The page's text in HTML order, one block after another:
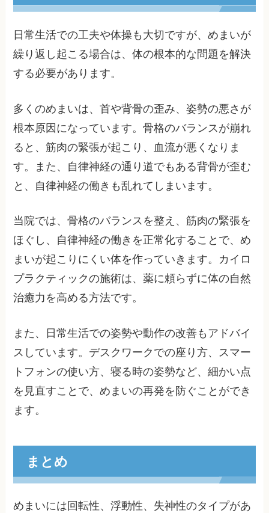
日常生活での工夫や体操も大切ですが、めまいが
繰り返し起こる場合は、体の根本的な問題を解決
する必要があります。
多くのめまいは、首や背骨の歪み、姿勢の悪さが
根本原因になっています。骨格のバランスが崩れ
ると、筋肉の緊張が起こり、血流が悪くなりま
す。また、自律神経の通り道でもある背骨が歪む
と、自律神経の働きも乱れてしまいます。
当院では、骨格のバランスを整え、筋肉の緊張を
ほぐし、自律神経の働きを正常化することで、め
まいが起こりにくい体を作っていきます。カイロ
プラクティックの施術は、薬に頼らずに体の自然
治癒力を高める方法です。
また、日常生活での姿勢や動作の改善もアドバイ
スしています。デスクワークでの座り方、スマー
トフォンの使い方、寝る時の姿勢など、細かい点
を見直すことで、めまいの再発を防ぐことができ
ます。
まとめ
めまいには回転性、浮動性、失神性のタイプがあ